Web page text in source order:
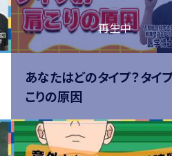
あなたはどのタイプ？タイ
こりの原因